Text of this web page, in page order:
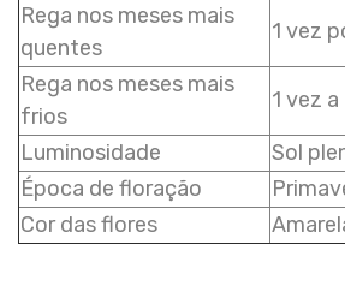
Rega nos meses mais
quentes
1 vez
Rega nos meses mais
frios
1 vez
Luminosidade
Sol
Época de floração
Cor das flores